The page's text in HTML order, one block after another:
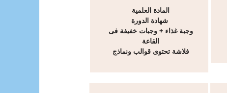
المادة العلمية
وجبة غذاء + وجبات خفيفة فى
القاعة
فلاشة تحتوى قوالب ونماذج